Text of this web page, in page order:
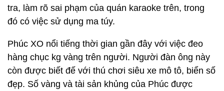
tra, làm rõ sai phạm của quán karaoke trên, trong
đó có việc sử dụng ma túy.
Phúc XO nổi tiếng thời gian gần đây với việc đeo
hàng chục kg vàng trên người. Người đàn ông này
còn được biết đế với thú chơi siêu xe mô tô, biển số
đẹp. Số vàng và tài sản khủng của Phúc được